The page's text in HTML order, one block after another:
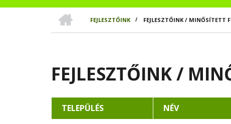
MORZSA
FEJLESZTŐINK
/ FEJLESZTŐINK / MINŐSÍTETT
FEJLESZTŐINK /
TELEPÜLÉS NÉV